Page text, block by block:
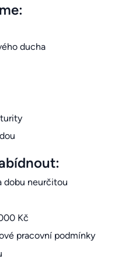
ducha
dobu neurčitou
Kč
pracovní podmínky